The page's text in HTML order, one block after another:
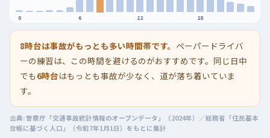
0 6 12 18
8時台は事故がもっとも多い時間帯です。 ペーパードライバ
ーの練習は、この時間を避けるのがおすすめです。同じ日中
でも 6時台はもっとも事故が少なく、道が落ち着いていま
す。
出典: 警察庁「交通事故統計情報のオープンデータ」（2024年）／総務省「住民基本
台帳に基づく人口」（令和7年1月1日）をもとに集計